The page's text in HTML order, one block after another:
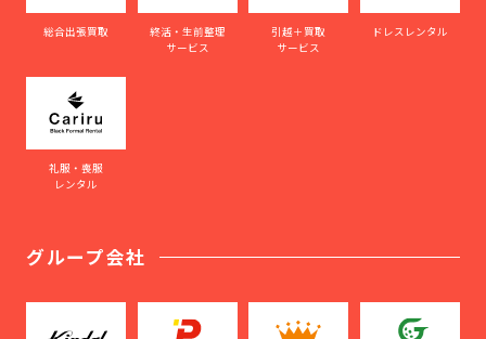
総合出張買取
終活・生前整理
サービス
引越＋買取
サービス
ドレスレンタル
礼服・喪服
レンタル
グループ会社